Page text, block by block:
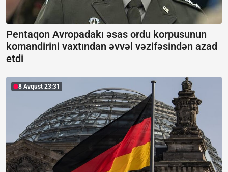
Pentaqon Avropadakı əsas ordu korpusunun
komandirini vaxtından əvvəl vəzifəsindən azad
etdi
8 Avqust 23:31